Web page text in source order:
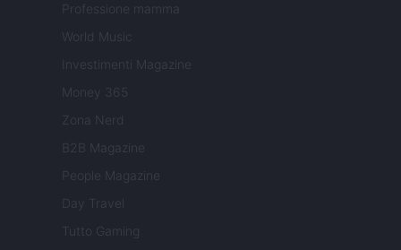
Professione mamma
World Music
Investimenti Magazine
Money 365
Zona Nerd
B2B Magazine
People Magazine
Day Travel
Tutto Gaming